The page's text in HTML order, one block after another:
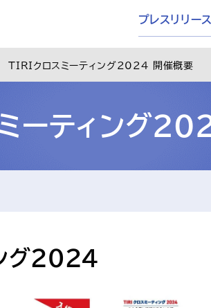
プレスリリース
TIRIクロスミーティング2024 開催概要
ーティング
グ2024